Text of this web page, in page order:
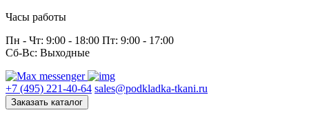
Часы работы
Пн - Чт: 9:00 - 18:00 Пт: 9:00 - 17:00
Сб-Вс: Выходные
+7 (495) 221-40-64 sales@podkladka-tkani.ru
Заказать каталог